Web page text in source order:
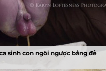
sinh con ngôi ngược bằng đẻ